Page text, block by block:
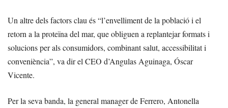
Un altre dels factors clau és “l’envelliment de la població i el
retorn a la proteïna del mar, que obliguen a replantejar formats i
solucions per als consumidors, combinant salut, accessibilitat i
conveniència”, va dir el CEO d’Angulas Aguinaga, Óscar
Vicente.
Per la seva banda, la general manager de Ferrero, Antonella